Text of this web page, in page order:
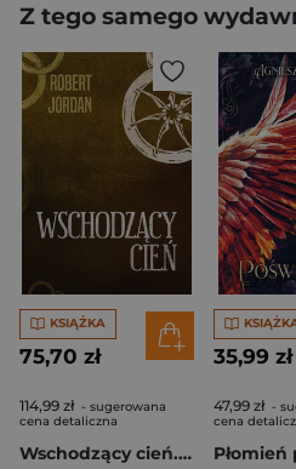
Z tego samego
KSIĄŻKA
75,70 zł
114,99 zł - sugerowana
cena detaliczna
Wschodzący cień. Koło czasu. Tom 4
35,99 zł
47,99 zł -
cena